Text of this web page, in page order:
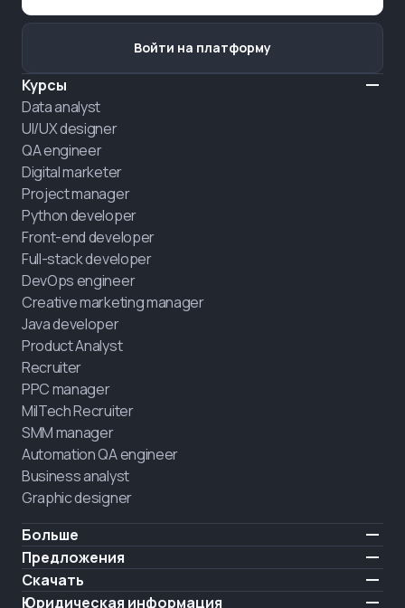
Курсы
Data analyst
UI/UX designer
QA engineer
Digital marketer
Project manager
Python developer
Front-end developer
Full-stack developer
DevOps engineer
Creative marketing manager
Java developer
Product Analyst
Recruiter
PPC manager
MilTech Recruiter
SMM manager
Automation QA engineer
Business analyst
Graphic designer
Больше
Цены
Отзывы
О нас
Предложения
IT для ветеранов
Нанять выпускника
Скачать
iOS
Юридическая информация
Войти на платформу